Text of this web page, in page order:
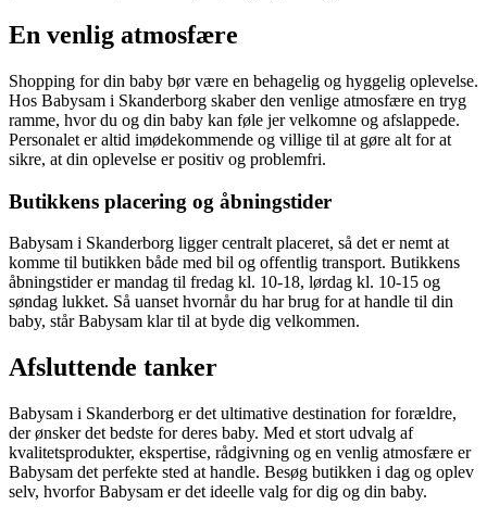
En venlig atmosfære
Shopping for din baby bør være en behagelig og hyggelig oplevelse.
Hos Babysam i Skanderborg skaber den venlige atmosfære en tryg
ramme, hvor du og din baby kan føle jer velkomne og afslappede.
Personalet er altid imødekommende og villige til at gøre alt for at
sikre, at din oplevelse er positiv og problemfri.
Butikkens placering og åbningstider
Babysam i Skanderborg ligger centralt placeret, så det er nemt at
komme til butikken både med bil og offentlig transport. Butikkens
åbningstider er mandag til fredag kl. 10-18, lørdag kl. 10-15 og
søndag lukket. Så uanset hvornår du har brug for at handle til din
baby, står Babysam klar til at byde dig velkommen.
Afsluttende tanker
Babysam i Skanderborg er det ultimative destination for forældre,
der ønsker det bedste for deres baby. Med et stort udvalg af
kvalitetsprodukter, ekspertise, rådgivning og en venlig atmosfære er
Babysam det perfekte sted at handle. Besøg butikken i dag og oplev
selv, hvorfor Babysam er det ideelle valg for dig og din baby.